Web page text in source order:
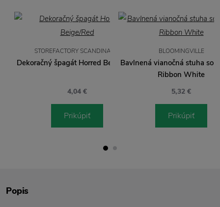
Popis
STOREFACTORY SCANDINAVIA
Dekoračný špagát Horred Beige/Red
4,04 €
Prikúpiť
BLOOMINGVILLE
Bavlnená vianočná stuha so
Ribbon White
5,32 €
Prikúpiť